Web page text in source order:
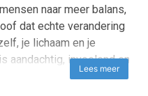
naar meer balans,
dat echte verandering
je lichaam en je
aandachtig, invoelend en
zelfherstellend
Lees meer